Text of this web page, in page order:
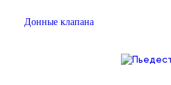
Донные клапана